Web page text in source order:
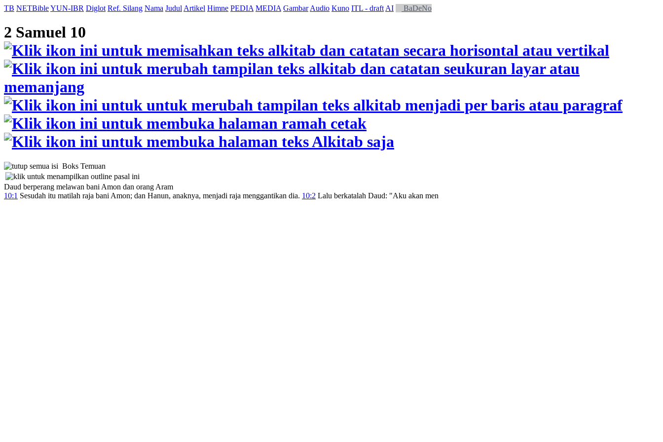
TB NETBibleYUN-IBR Diglot Ref. Silang Nama Judul Artikel Himne PEDIA MEDIA Gambar Audio Kuno ITL - draft AI BaDeNo
2 Samuel 10
Boks Temuan
Daud berperang melawan bani Amon dan orang Aram
10:1 Sesudah itu matilah raja bani Amon; dan Hanun, anaknya, menjadi raja menggantikan dia. 10:2 Lalu berkatalah Daud: "Aku akan men